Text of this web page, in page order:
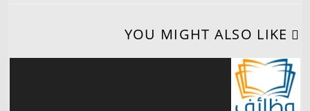
YOU MIGHT ALSO LIKE